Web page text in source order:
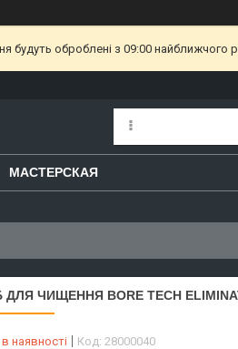
будуть оброблені з 09:00 найближчого
МАСТЕРСКАЯ
ДЛЯ ЧИЩЕННЯ BORE TECH
наявності Код: 28000040